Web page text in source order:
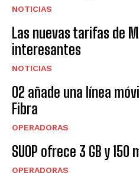
NOTICIAS
Las nuevas tarifas de
interesantes
NOTICIAS
O2 añade una línea
Fibra
OPERADORAS
SUOP ofrece 3 GB y
OPERADORAS